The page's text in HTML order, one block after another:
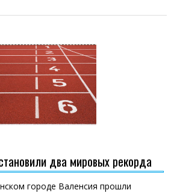
два мировых рекорда
городе Валенсия прошли